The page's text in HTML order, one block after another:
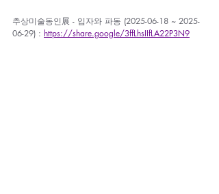
추상미술동인展 - 입자와 파동 (2025-06-18 ~ 2025-
06-29) : https://share.google/3ffLhsIIfLA22P3N9